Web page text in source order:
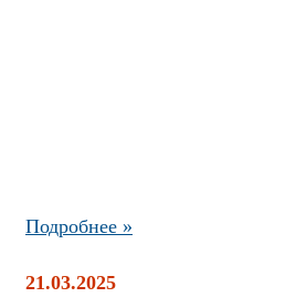
Подробнее »
21.03.2025